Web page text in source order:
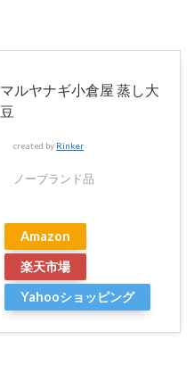
マルヤナギ小倉屋 蒸し大
豆
created by Rinker
ノーブランド品
Amazon
楽天市場
Yahooショッピング